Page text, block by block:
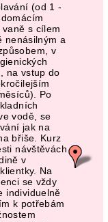
(od 1 -
s cílem
nenásilným a
v
na vstup do
Po
vodě, se
jak na
břiše. Kurz
návštěvách
v
Na
se vždy
individuelně
k potřebám